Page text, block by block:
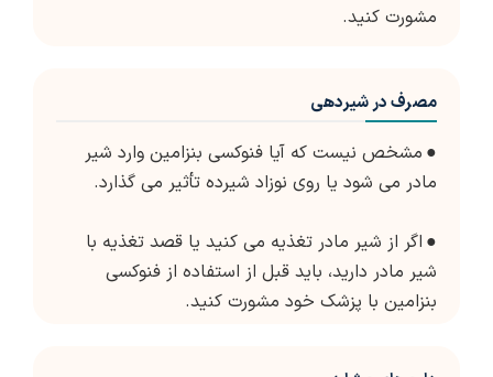
مشورت کنید.
مصرف در شیردهی
● مشخص نیست که آیا فنوکسی بنزامین وارد شیر
مادر می شود یا روی نوزاد شیرده تأثیر می گذارد.
● اگر از شیر مادر تغذیه می کنید یا قصد تغذیه با
شیر مادر دارید، باید قبل از استفاده از فنوکسی
بنزامین با پزشک خود مشورت کنید.